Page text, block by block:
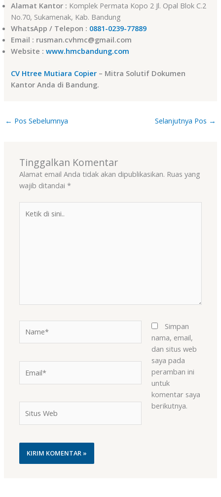
Alamat Kantor : Komplek Permata Kopo 2 Jl. Opal Blok C.2
No.70, Sukamenak, Kab. Bandung
WhatsApp / Telepon : 0881-0239-77889
Email : rusman.cvhmc@gmail.com
Website : www.hmcbandung.com
CV Htree Mutiara Copier – Mitra Solutif Dokumen
Kantor Anda di Bandung.
← Pos Sebelumnya Selanjutnya Pos →
Tinggalkan Komentar
Alamat email Anda tidak akan dipublikasikan. Ruas yang
wajib ditandai*
Web
Simpan
nama, email,
dan situs web
saya pada
peramban ini
untuk
komentar saya
berikutnya.